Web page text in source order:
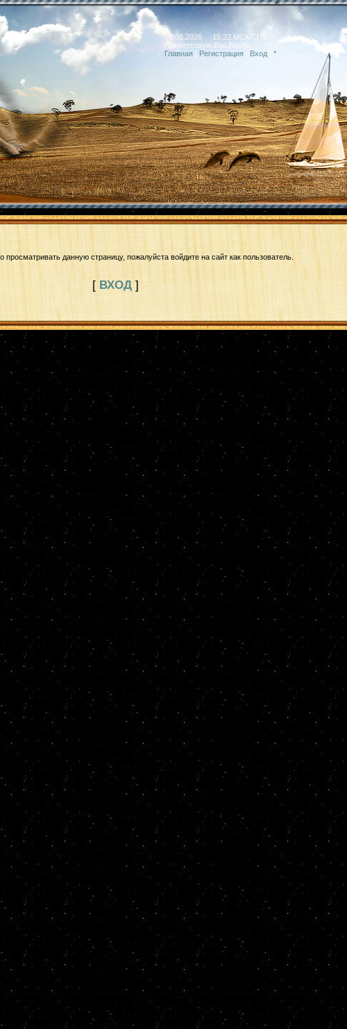
09.08.2026 15:22 МСК/СПБ
Приветствую Вас Гость
Главная | Регистрация Вход *
просматривать данную страницу, пожалуйста войдите на сайт как пользователь.
[ ВХОД ]